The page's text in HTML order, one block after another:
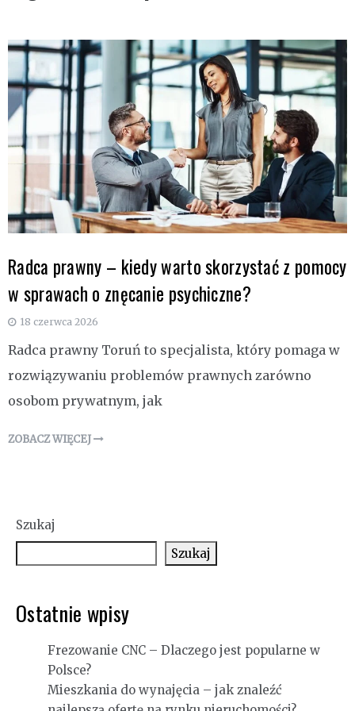
Radca prawny – kiedy warto skorzystać z pomocy
w sprawach o znęcanie psychiczne?
18 czerwca 2026
Radca prawny Toruń to specjalista, który pomaga w
rozwiązywaniu problemów prawnych zarówno
osobom prywatnym, jak
ZOBACZ WIĘCEJ
Szukaj
Szukaj
Ostatnie wpisy
Frezowanie CNC – Dlaczego jest popularne w
Polsce?
Mieszkania do wynajęcia – jak znaleźć